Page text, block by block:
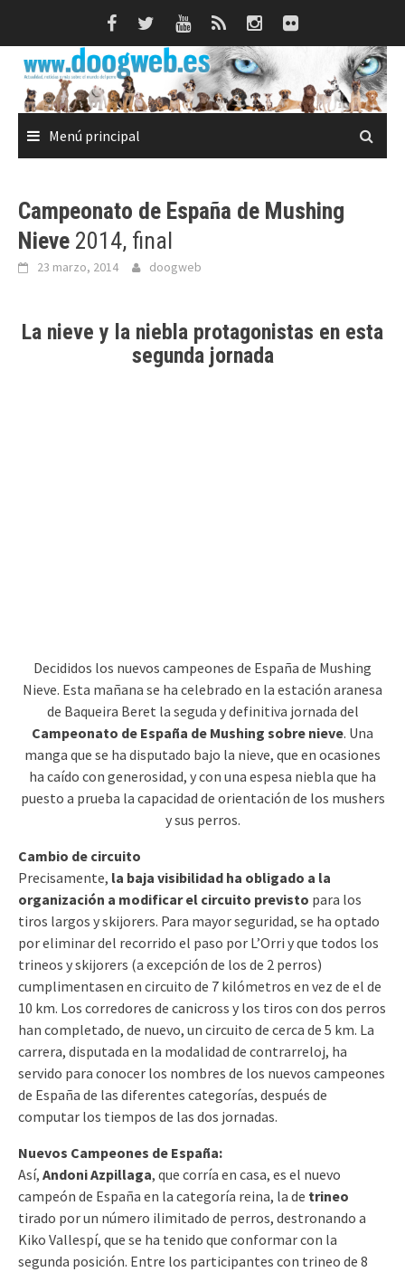
Menú principal
Campeonato de España de Mushing
Nieve 2014, final
23 marzo, 2014 doogweb
La nieve y la niebla protagonistas en esta
segunda jornada
Decididos los nuevos campeones de España de Mushing
Nieve. Esta mañana se ha celebrado en la estación aranesa
de Baqueira Beret la seguda y definitiva jornada del
Campeonato de España de Mushing sobre nieve. Una
manga que se ha disputado bajo la nieve, que en ocasiones
ha caído con generosidad, y con una espesa niebla que ha
puesto a prueba la capacidad de orientación de los mushers
y sus perros.
Cambio de circuito
Precisamente, la baja visibilidad ha obligado a la
organización a modificar el circuito previsto para los
tiros largos y skijorers. Para mayor seguridad, se ha optado
por eliminar del recorrido el paso por L’Orri y que todos los
trineos y skijorers (a excepción de los de 2 perros)
cumplimentasen en circuito de 7 kilómetros en vez de el de
10 km. Los corredores de canicross y los tiros con dos perros
han completado, de nuevo, un circuito de cerca de 5 km. La
carrera, disputada en la modalidad de contrarreloj, ha
servido para conocer los nombres de los nuevos campeones
de España de las diferentes categorías, después de
computar los tiempos de las dos jornadas.
Nuevos Campeones de España:
Así, Andoni Azpillaga, que corría en casa, es el nuevo
campeón de España en la categoría reina, la de trineo
tirado por un número ilimitado de perros, destronando a
Kiko Vallespí, que se ha tenido que conformar con la
segunda posición. Entre los participantes con trineo de 8